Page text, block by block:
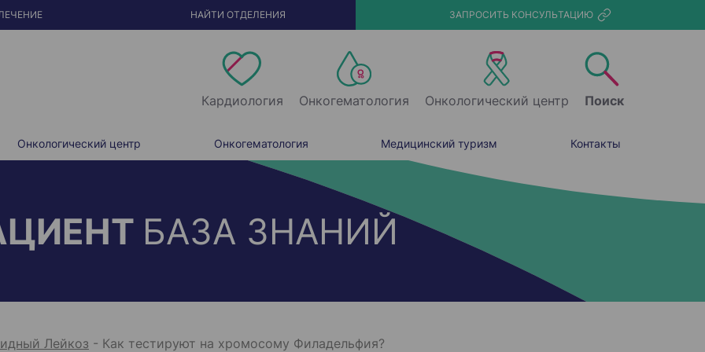
НАЙТИ ОТДЕЛЕНИЯ ЗАПРОСИТЬ КОНСУЛЬТАЦИЮ
Кардиология Онкогематология Онкологический центр Поиск
Онкологический центр Онкогематология Медицинский туризм Контакты
БАЗА ЗНАНИЙ
Лейкоз - Как тестируют на хромосому Филадельфия?